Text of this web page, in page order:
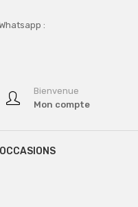
:
Bienvenue
Mon compte
OCCASIONS